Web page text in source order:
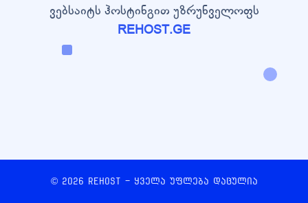
ვებსაიტს ჰოსტინგით უზრუნველოფს
REHOST.GE
© 2026 REHOST - ყველა უფლება დაცულია